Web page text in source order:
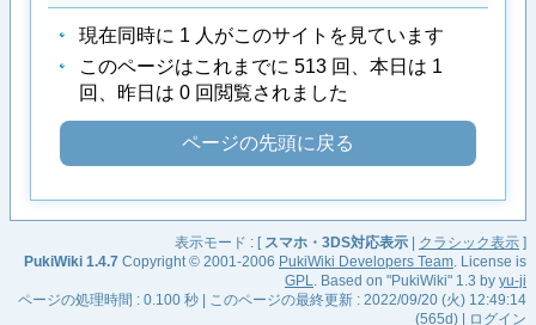
現在同時に 1 人がこのサイトを見ています
このページはこれまでに 513 回、本日は 1
回、昨日は 0 回閲覧されました
ページの先頭に戻る
表示モード : [ スマホ・3DS対応表示 | クラシック表示 ]
PukiWiki 1.4.7 Copyright © 2001-2006 PukiWiki Developers Team. License is
GPL. Based on "PukiWiki" 1.3 by yu-ji
ページの処理時間 : 0.100 秒 | このページの最終更新 : 2022/09/20 (火) 12:49:14
(565d) | ログイン